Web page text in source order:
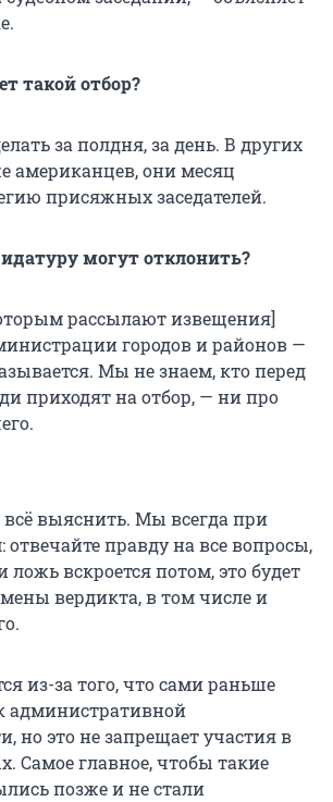
такой отбор?
за полдня, за день. В других
американцев, они месяц
присяжных заседателей.
могут отклонить?
рассылают извещения]
городов и районов —
Мы не знаем, кто перед
приходят на отбор, — ни про
выяснить. Мы всегда при
отвечайте правду на все вопросы,
ложь вскроется потом, это будет
вердикта, в том числе и
из-за того, что сами раньше
административной
но это не запрещает участия в
Самое главное, чтобы такие
позже и не стали